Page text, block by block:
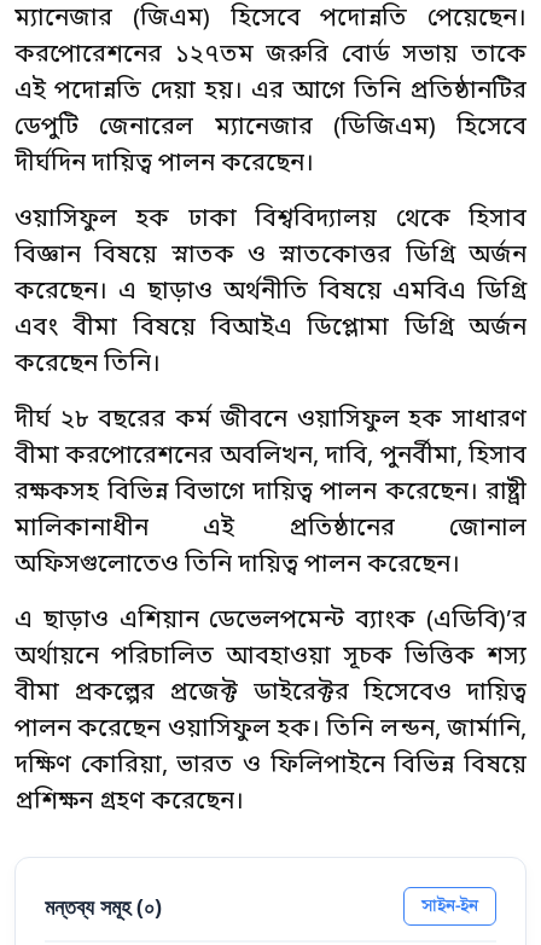
ম্যানেজার (জিএম) হিসেবে পদোন্নতি পেয়েছেন।
করপোরেশনের ১২৭তম জরুরি বোর্ড সভায় তাকে
এই পদোন্নতি দেয়া হয়। এর আগে তিনি প্রতিষ্ঠানটির
ডেপুটি জেনারেল ম্যানেজার (ডিজিএম) হিসেবে
দীর্ঘদিন দায়িত্ব পালন করেছেন।
ওয়াসিফুল হক ঢাকা বিশ্ববিদ্যালয় থেকে হিসাব
বিজ্ঞান বিষয়ে স্নাতক ও স্নাতকোত্তর ডিগ্রি অর্জন
করেছেন। এ ছাড়াও অর্থনীতি বিষয়ে এমবিএ ডিগ্রি
এবং বীমা বিষয়ে বিআইএ ডিপ্লোমা ডিগ্রি অর্জন
করেছেন তিনি।
দীর্ঘ ২৮ বছরের কর্ম জীবনে ওয়াসিফুল হক সাধারণ
বীমা করপোরেশনের অবলিখন, দাবি, পুনর্বীমা, হিসাব
রক্ষকসহ বিভিন্ন বিভাগে দায়িত্ব পালন করেছেন। রাষ্ট্রী
মালিকানাধীন এই প্রতিষ্ঠানের জোনাল
অফিসগুলোতেও তিনি দায়িত্ব পালন করেছেন।
এ ছাড়াও এশিয়ান ডেভেলপমেন্ট ব্যাংক (এডিবি)’র
অর্থায়নে পরিচালিত আবহাওয়া সূচক ভিত্তিক শস্য
বীমা প্রকল্পের প্রজেক্ট ডাইরেক্টর হিসেবেও দায়িত্ব
পালন করেছেন ওয়াসিফুল হক। তিনি লন্ডন, জার্মানি,
দক্ষিণ কোরিয়া, ভারত ও ফিলিপাইনে বিভিন্ন বিষয়ে
প্রশিক্ষন গ্রহণ করেছেন।
মন্তব্য সমূহ (০) সাইন-ইন